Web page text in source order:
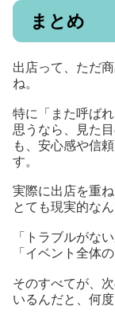
まとめ
出店って、ただ
ね。
特に「また呼ば
思うなら、見た
も、安心感や信
す。
実際に出店を重
とても現実的なん
「トラブルがな
「イベント全体
そのすべてが、
いるんだと、何